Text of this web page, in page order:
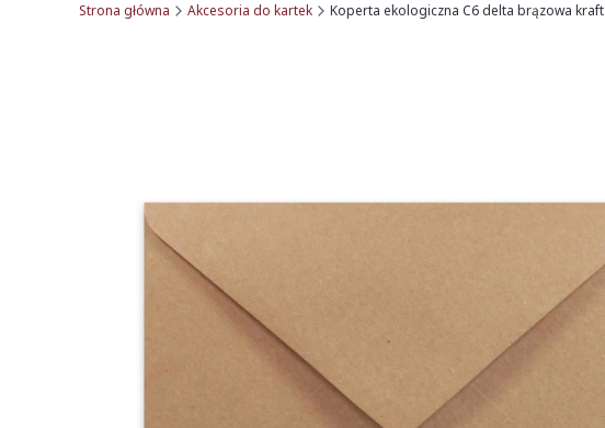
Strona główna Akcesoria do kartek Koperta ekologiczna C6 delta brązowa kraft